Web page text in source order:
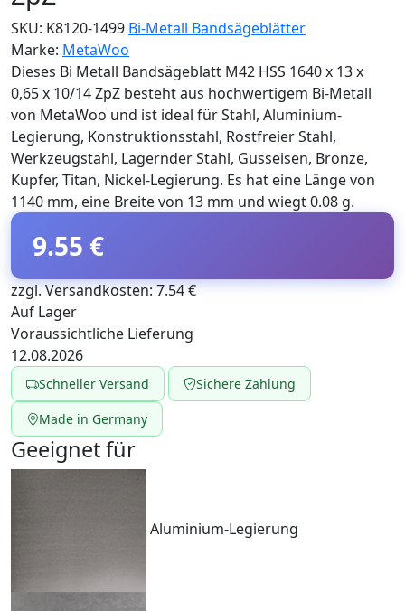
SKU: K8120-1499 Bi-Metall Bandsägeblätter
Marke: MetaWoo
Dieses Bi Metall Bandsägeblatt M42 HSS 1640 x 13 x
0,65 x 10/14 ZpZ besteht aus hochwertigem Bi-Metall
von MetaWoo und ist ideal für Stahl, Aluminium-
Legierung, Konstruktionsstahl, Rostfreier Stahl,
Werkzeugstahl, Lagernder Stahl, Gusseisen, Bronze,
Kupfer, Titan, Nickel-Legierung. Es hat eine Länge von
1140 mm, eine Breite von 13 mm und wiegt 0.08 g.
9.55 €
zzgl. Versandkosten: 7.54 €
Auf Lager
Voraussichtliche Lieferung
12.08.2026
Schneller Versand Sichere Zahlung
Made in Germany
Geeignet für
Aluminium-Legierung